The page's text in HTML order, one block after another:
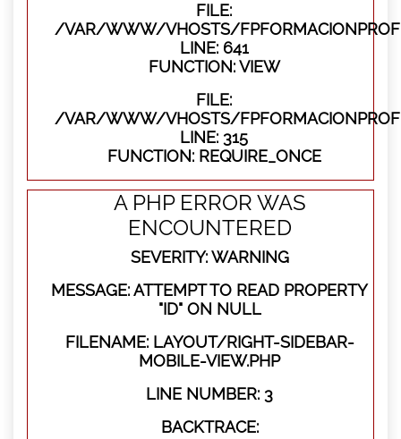
FILE:
/VAR/WWW/VHOSTS/
LINE: 641
FUNCTION: VIEW
FILE:
/VAR/WWW/VHOSTS/
LINE: 315
FUNCTION: REQUIRE_ONCE
A PHP ERROR WAS
ENCOUNTERED
SEVERITY: WARNING
MESSAGE: ATTEMPT TO READ PROPERTY
"ID" ON NULL
FILENAME: LAYOUT/RIGHT-SIDEBAR-
MOBILE-VIEW.PHP
LINE NUMBER: 3
BACKTRACE: